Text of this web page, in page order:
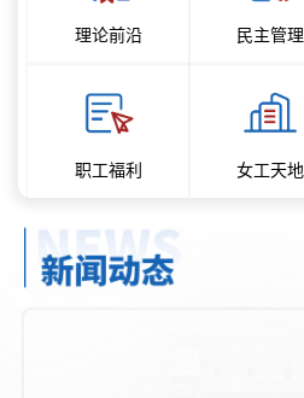
理论前沿 民主管理
职工福利 女工天地